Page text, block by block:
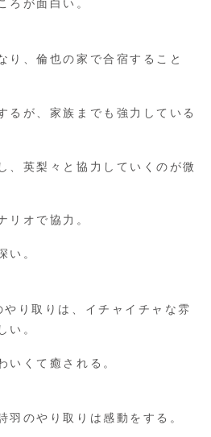
ろが面白い。
り、倫也の家で合宿すること
るが、家族までも強力している
、英梨々と協力していくのが微
リオで協力。
い。
り取りは、イチャイチャな雰
い。
いくて癒される。
羽のやり取りは感動をする。